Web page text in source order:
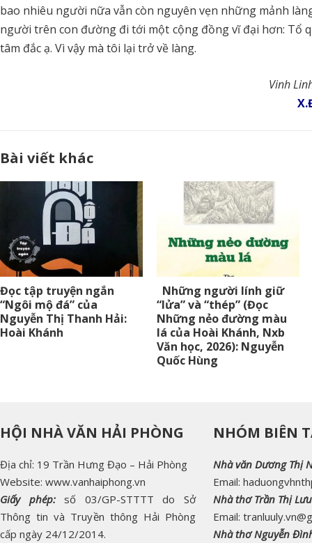
bao nhiêu người nữa vẫn còn nguyên vẹn những mảnh
người trên con đường đi tới một cộng đồng vĩ đại hơn: Tổ
tâm đắc ạ. Vì vậy mà tôi lại trở về làng.
Vinh
Bài viết khác
Đọc tập truyện ngắn
“Ngôi mộ đá” của
Nguyễn Thị Thanh Hải:
Hoài Khánh
Những người lính giữ
“lửa” và “thép” (Đọc
Những nẻo đường màu
lá của Hoài Khánh, Nxb
Văn học, 2026): Nguyễn
Quốc Hùng
HỘI NHÀ VĂN HẢI PHÒNG
Địa chỉ: 19 Trần Hưng Đạo – Hải Phòng
Website: www.vanhaiphong.vn
Giấy phép:
số 03/GP-STTTT do Sở
Thông tin và Truyền thông Hải Phòng
cấp ngày 24/12/2014.
NHÓM BIÊN
Nhà văn Dương Thị
Email:
Nhà thơ Trần Thị
Email:
Nhà thơ Nguyễn